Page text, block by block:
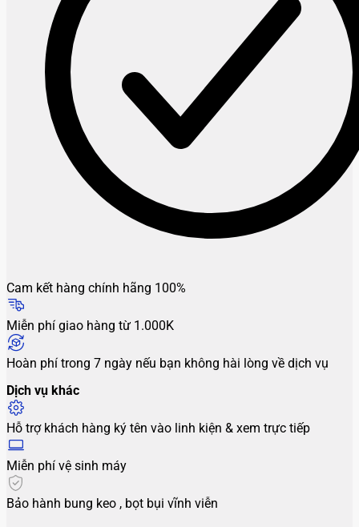
Cam kết hàng chính hãng 100%
Miễn phí giao hàng từ 1.000K
Hoàn phí trong 7 ngày nếu bạn không hài lòng về dịch vụ
Dịch vụ khác
Hỗ trợ khách hàng ký tên vào linh kiện & xem trực tiếp
Miễn phí vệ sinh máy
Bảo hành bung keo , bọt bụi vĩnh viễn